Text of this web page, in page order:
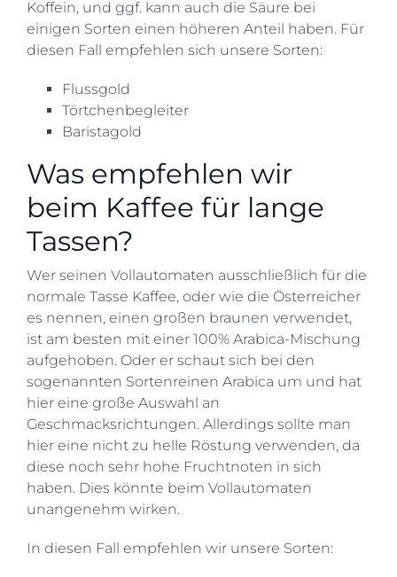
Koffein, und ggf. kann auch die Säure bei
einigen Sorten einen höheren Anteil haben. Für
diesen Fall empfehlen sich unsere Sorten:
Flussgold
Törtchenbegleiter
Baristagold
Was empfehlen wir
beim Kaffee für lange
Tassen?
Wer seinen Vollautomaten ausschließlich für die
normale Tasse Kaffee, oder wie die Österreicher
es nennen, einen großen braunen verwendet,
ist am besten mit einer 100% Arabica-Mischung
aufgehoben. Oder er schaut sich bei den
sogenannten Sortenreinen Arabica um und hat
hier eine große Auswahl an
Geschmacksrichtungen. Allerdings sollte man
hier eine nicht zu helle Röstung verwenden, da
diese noch sehr hohe Fruchtnoten in sich
haben. Dies könnte beim Vollautomaten
unangenehm wirken.
In diesen Fall empfehlen wir unsere Sorten: